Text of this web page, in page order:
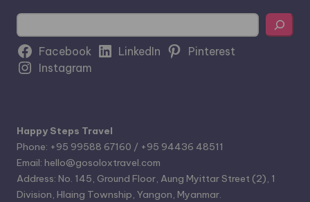
Search
Facebook LinkedIn
Pinterest
Instagram
Happy Steps Travel
Phone: +95 99588 67160 / +95 94436 48511
Email: hello@gosoloxtravel.com
Address: No. 145, Ground Floor, Aung Myittar Street (2), 1
Division, Hlaing Township, Yangon, Myanmar.